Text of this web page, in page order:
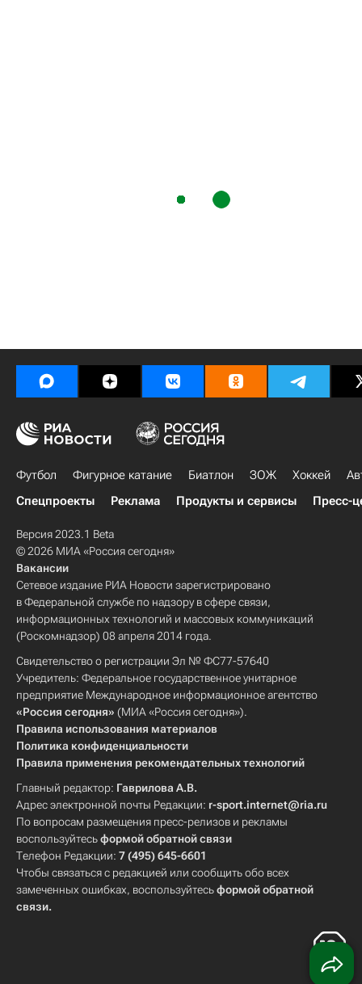
Футбол Фигурное катание Биатлон ЗОЖ Хоккей
Спецпроекты
Реклама Продукты и сервисы Пресс-
Версия 2023.1 Beta
© 2026 МИА «Россия сегодня»
Вакансии
Сетевое издание РИА Новости зарегистрировано
в Федеральной службе по надзору в сфере связи,
информационных технологий и массовых коммуникаций
(Роскомнадзор) 08 апреля 2014 года.
Свидетельство о регистрации Эл № ФС77-57640
Учредитель: Федеральное государственное унитарное
предприятие Международное информационное агентство
«Россия сегодня» (МИА «Россия сегодня»).
Правила использования материалов
Политика конфиденциальности
Правила применения рекомендательных технологий
Главный редактор: Гаврилова А.В.
Адрес электронной почты Редакции: r-sport.internet@ria.ru
По вопросам размещения пресс-релизов и рекламы
воспользуйтесьформой обратной связи
Телефон Редакции: 7 (495) 645-6601
Чтобы связаться с редакцией или сообщить обо всех
замеченных ошибках, воспользуйтесьформой обратной
связи.